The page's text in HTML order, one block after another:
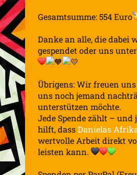
Gesamtsumme: 554 Euro
Danke an alle, die dabei
gespendet oder uns
Übrigens: Wir freuen
uns noch jemand
unterstützen möchte.
Jede Spende zählt – und
hilft, dassDanielas
wertvolle Arbeit direkt
leisten kann.